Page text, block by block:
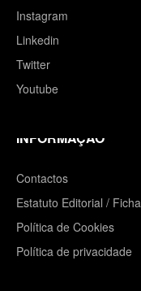
Instagram
Linkedin
Twitter
Youtube
INFORMAÇÃO
Contactos
Estatuto Editorial /
Política de Cookies
Política de privacidade